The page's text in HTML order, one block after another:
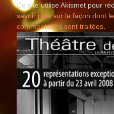
Ce site utilise Akismet pour
savoir plus sur la façon dont
commentaires sont traitées